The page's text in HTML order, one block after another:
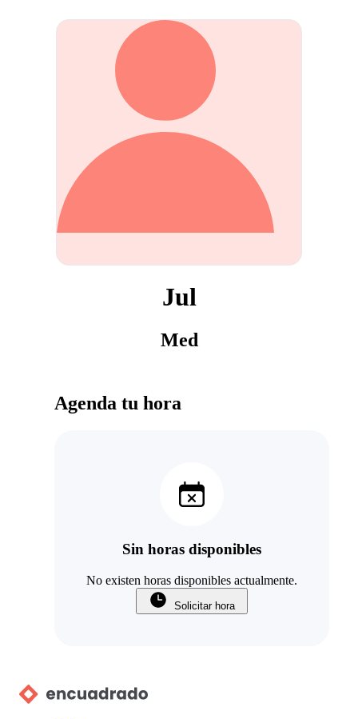
Jul
Med
Agenda tu hora
Sin horas disponibles
No existen horas disponibles actualmente.
Solicitar hora